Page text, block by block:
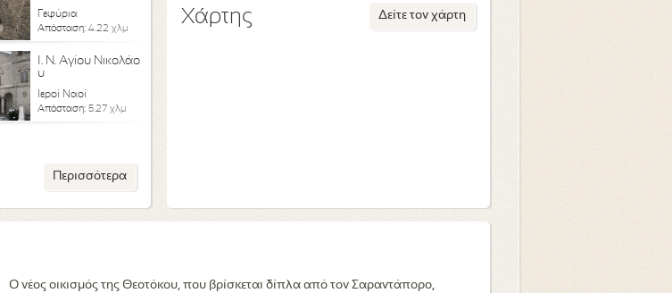
Γεφύρια
Απόσταση: 4.22 χλμ
Ι. Ν. Αγίου Νικολάο
υ
Ιεροί Ναοί
Απόσταση: 5.27 χλμ
Περισσότερα
Χάρτης Δείτε τον χάρτη
Ο νέος οικισμός της Θεοτόκου, που βρίσκεται δίπλα από τον Σαραντάπορο,